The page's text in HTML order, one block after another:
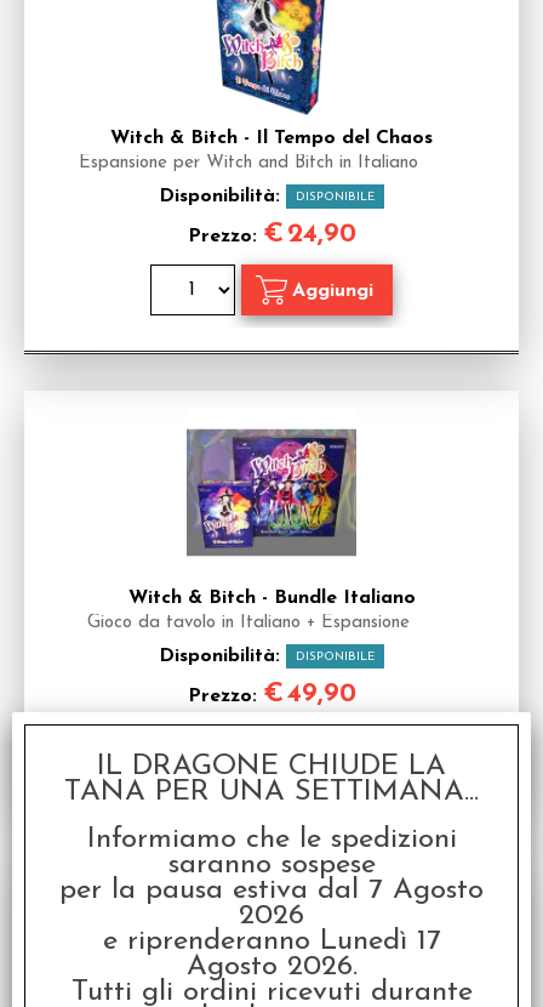
Witch & Bitch - Il Tempo del Chaos
Espansione per Witch and Bitch in Italiano
Disponibilità: DISPONIBILE
Prezzo: € 24,90
Witch & Bitch - Bundle Italiano
Gioco da tavolo in Italiano + Espansione
Disponibilità: DISPONIBILE
Prezzo: €49,90
IL DRAGONE CHIUDE LA
TANA PER UNA SETTIMANA...
Informiamo che le spedizioni
saranno sospese
per la pausa estiva dal 7 Agosto
2026
e riprenderanno Lunedì 17
Agosto 2026.
Tutti gli ordini ricevuti durante